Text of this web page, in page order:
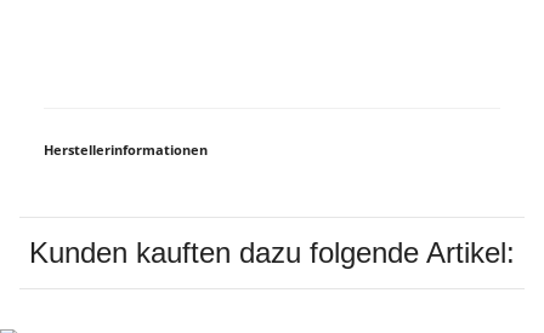
Herstellerinformationen
Kunden kauften dazu folgende Artikel: